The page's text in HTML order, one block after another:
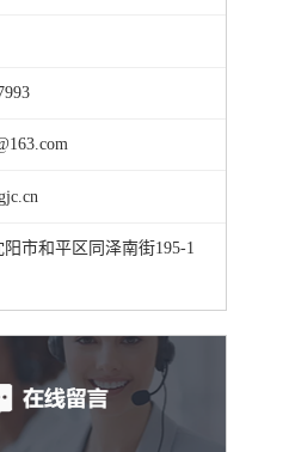
市和平区同泽南街195-1